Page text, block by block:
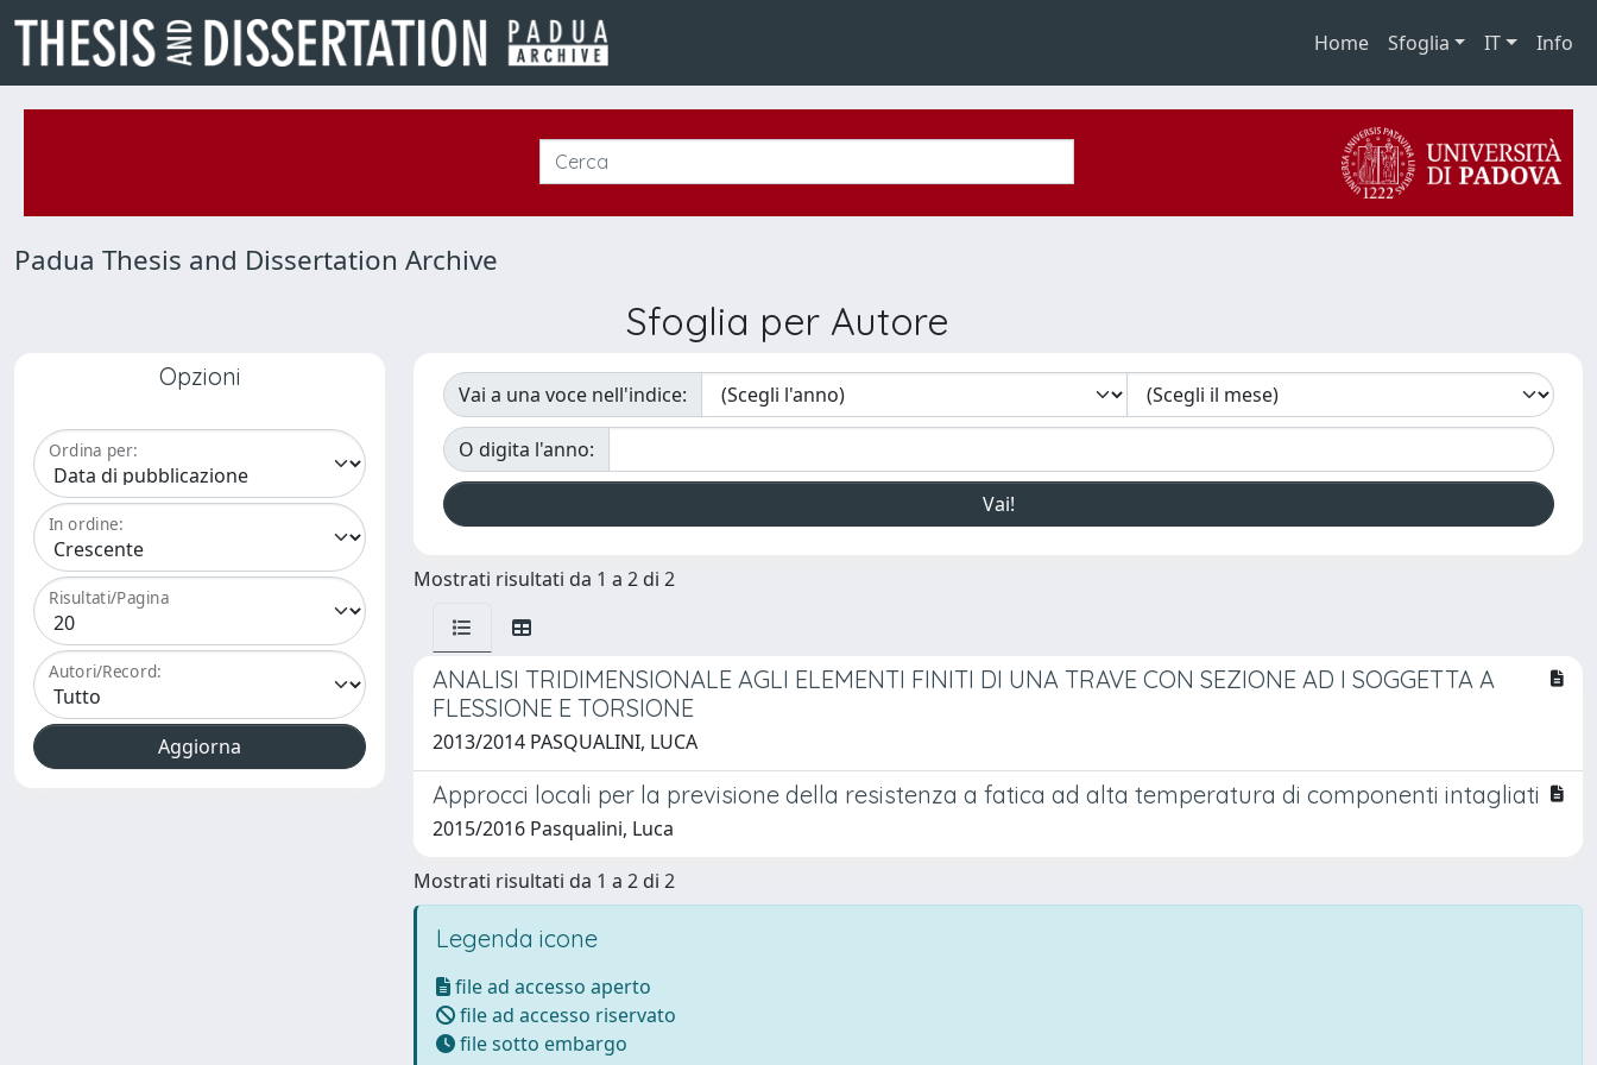
Home Sfoglia IT Info
Padua Thesis and Dissertation Archive
Sfoglia per Autore
Opzioni
Ordina per:
In ordine:
Risultati/Pagina
Autori/Record:
Vai a una voce nell'indice:
O digita l'anno:
Mostrati risultati da 1 a 2 di 2
ANALISI TRIDIMENSIONALE AGLI ELEMENTI FINITI DI UNA TRAVE CON SEZIONE AD I SOGGETTA A
FLESSIONE E TORSIONE
2013/2014 PASQUALINI, LUCA
Approcci locali per la previsione della resistenza a fatica ad alta temperatura di componenti intagliati
2015/2016 Pasqualini, Luca
Mostrati risultati da 1 a 2 di 2
Legenda icone
file ad accesso aperto
file ad accesso riservato
file sotto embargo